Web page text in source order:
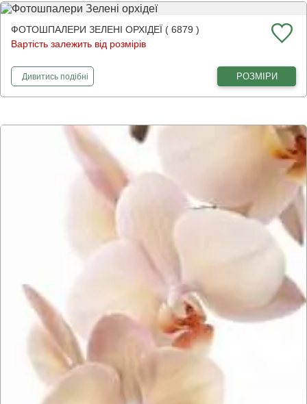
ФОТОШПАЛЕРИ ЗЕЛЕНІ ОРХІДЕЇ ( 6879 )
Вартість залежить від розмірів
Дивитисьфотошпалери
подібні РОЗМІРИ